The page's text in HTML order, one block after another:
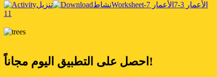
نشاط تنزيل Worksheet الأعمار 3-7
الأعمار 7-
11
احصل على التطبيق اليوم مجاناً!